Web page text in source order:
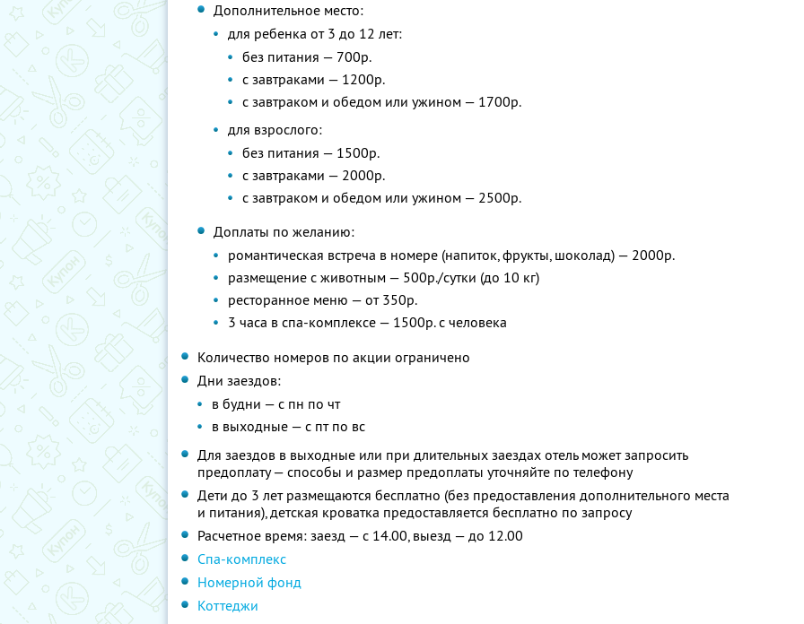
Дополнительное место:
для ребенка от 3 до 12 лет:
без питания — 700р.
с завтраками — 1200р.
с завтраком и обедом или ужином — 1700р.
для взрослого:
без питания — 1500р.
с завтраками — 2000р.
с завтраком и обедом или ужином — 2500р.
Доплаты по желанию:
романтическая встреча в номере (напиток, фрукты, шоколад) — 2000р.
размещение с животным — 500р./сутки (до 10 кг)
ресторанное меню — от 350р.
3 часа в спа-комплексе — 1500р. с человека
Количество номеров по акции ограничено
Дни заездов:
в будни — с пн по чт
в выходные — с пт по вс
Для заездов в выходные или при длительных заездах отель может запросить
предоплату — способы и размер предоплаты уточняйте по телефону
Дети до 3 лет размещаются бесплатно (без предоставления дополнительного места
и питания), детская кроватка предоставляется бесплатно по запросу
Расчетное время: заезд — с 14.00, выезд — до 12.00
Спа-комплекс
Номерной фонд
Коттеджи